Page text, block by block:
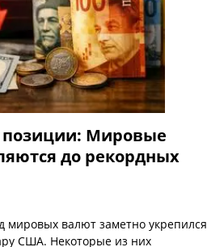
позиции: Мировые
до рекордных
мировых валют заметно укрепился
США. Некоторые из них